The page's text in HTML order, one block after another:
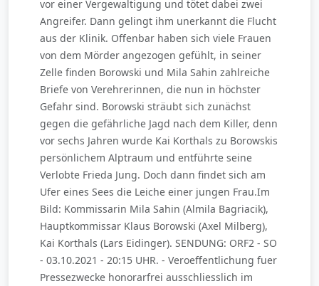
vor einer Vergewaltigung und tötet dabei zwei
Angreifer. Dann gelingt ihm unerkannt die Flucht
aus der Klinik. Offenbar haben sich viele Frauen
von dem Mörder angezogen gefühlt, in seiner
Zelle finden Borowski und Mila Sahin zahlreiche
Briefe von Verehrerinnen, die nun in höchster
Gefahr sind. Borowski sträubt sich zunächst
gegen die gefährliche Jagd nach dem Killer, denn
vor sechs Jahren wurde Kai Korthals zu Borowskis
persönlichem Alptraum und entführte seine
Verlobte Frieda Jung. Doch dann findet sich am
Ufer eines Sees die Leiche einer jungen Frau.Im
Bild: Kommissarin Mila Sahin (Almila Bagriacik),
Hauptkommissar Klaus Borowski (Axel Milberg),
Kai Korthals (Lars Eidinger). SENDUNG: ORF2 - SO
- 03.10.2021 - 20:15 UHR. - Veroeffentlichung fuer
Pressezwecke honorarfrei ausschliesslich im